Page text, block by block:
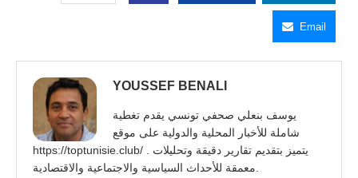
Email
YOUSSEF BENALI
يوسف بنعلي صحفي تونسي يقدم تغطية
شاملة للأخبار المحلية والدولية على موقع
https://toptunisie.club/ . يتميز بتقديم تقارير دقيقة وتحليلات